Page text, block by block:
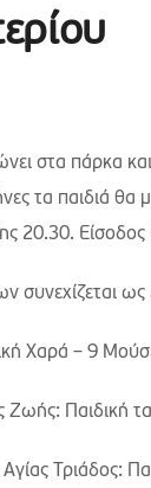
στα πάρκα
τα παιδιά
20.30.
συνεχίζεται ως
Χαρά – 9
Ζωής: Παιδική
Αγίας